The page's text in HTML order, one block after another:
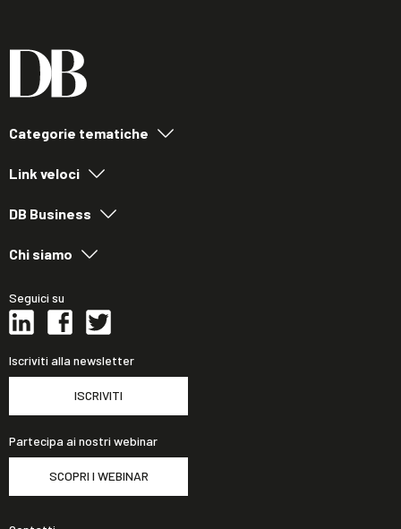
Categorie tematiche
Link veloci
DB Business
Chi siamo
Seguici su
Iscriviti alla newsletter
ISCRIVITI
Partecipa ai nostri webinar
SCOPRI I WEBINAR